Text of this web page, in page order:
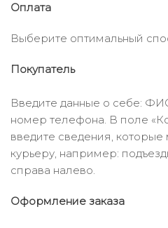
Оплата
Выберите оптимальный
Покупатель
Введите данные о себе:
номер телефона. В поле
введите сведения, которые
курьеру, например:
справа налево.
Оформление заказа